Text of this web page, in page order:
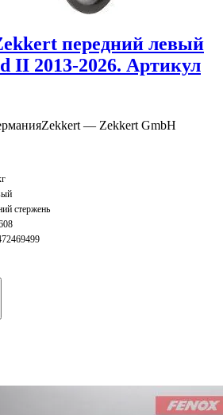
передний левый
II 2013-2026. Артикул
Zekkert — Zekkert GmbH
стержень